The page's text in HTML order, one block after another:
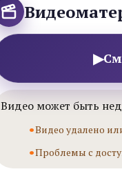
▶
Видео может быть
Видео удалено
Проблемы с